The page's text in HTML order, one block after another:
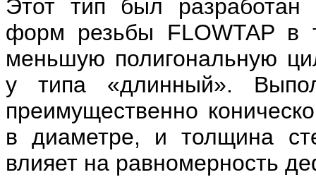
Этот тип был разработан
форм резьбы FLOWTAP в
меньшую полигональную
у типа «длинный».
преимущественно
в диаметре, и толщина
влияет на равномерность